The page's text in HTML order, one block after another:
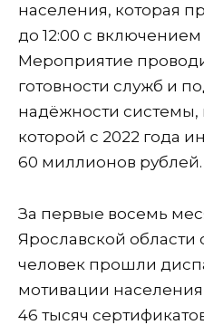
населения, которая
до 12:00 с включением
Мероприятие
готовности служб и
надёжности системы,
которой с 2022 года
60 миллионов рублей.
За первые восемь
Ярославской области
человек прошли
мотивации
46 тысяч